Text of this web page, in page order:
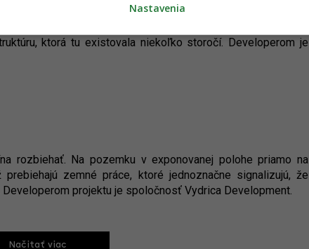
rozbieha. V super-exponovanej lokalite pod Bratislavským
štvrte Vydrica, ktorá má prepojiť nábrežie s historickým
ktorá tu existovala niekoľko storočí. Developerom je
rozbiehať. Na pozemku v exponovanej polohe priamo na
zemné práce, ktoré jednoznačne signalizujú, že
projektu je spoločnosť Vydrica Development.
Načitať viac
Nastavenia